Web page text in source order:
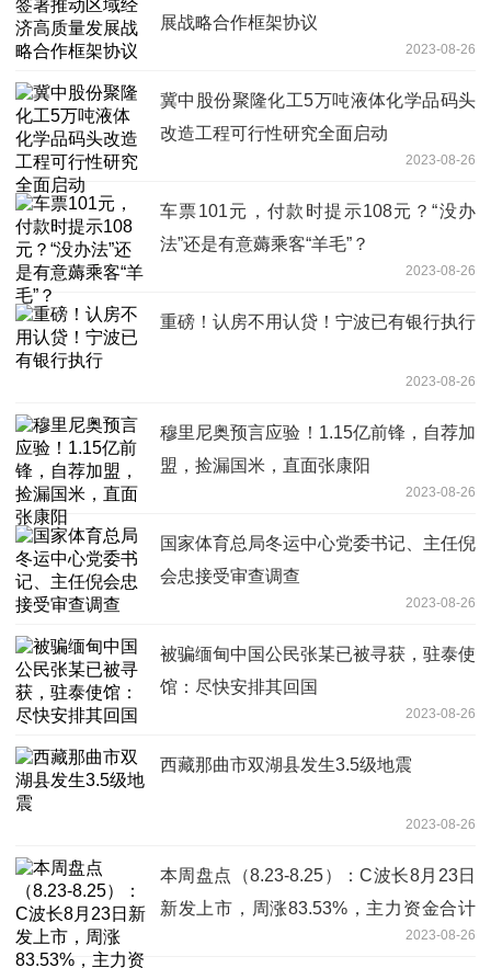
展战略合作框架协议
2023-08-26
冀中股份聚隆化工5万吨液体化学品码头
改造工程可行性研究全面启动
2023-08-26
车票101元，付款时提示108元？“没办
法”还是有意薅乘客“羊毛”？
2023-08-26
重磅！认房不用认贷！宁波已有银行执行
2023-08-26
穆里尼奥预言应验！1.15亿前锋，自荐加
盟，捡漏国米，直面张康阳
2023-08-26
国家体育总局冬运中心党委书记、主任倪
会忠接受审查调查
2023-08-26
被骗缅甸中国公民张某已被寻获，驻泰使
馆：尽快安排其回国
2023-08-26
西藏那曲市双湖县发生3.5级地震
2023-08-26
本周盘点（8.23-8.25）：C波长8月23日
新发上市，周涨83.53%，主力资金合计
2023-08-26